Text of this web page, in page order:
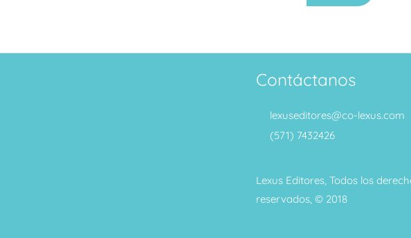
Contáctanos
lexuseditores@co-lexus.com
(571) 7432426
Lexus Editores, Todos los
reservados, © 2018